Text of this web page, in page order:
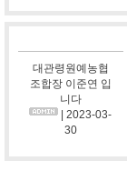
대관령원예농협
조합장 이준연 입
니다
| 2023-03-
30